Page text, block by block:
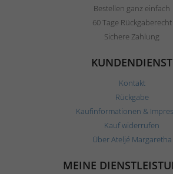
Bestellen ganz einfach
60 Tage Rückgaberecht
Sichere Zahlung
KUNDENDIENST
Kontakt
Rückgabe
Kaufinformationen &
Kauf widerrufen
Über Ateljé Margaretha
MEINE